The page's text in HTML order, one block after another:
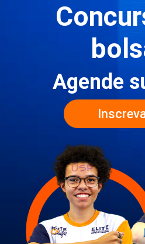
Agende